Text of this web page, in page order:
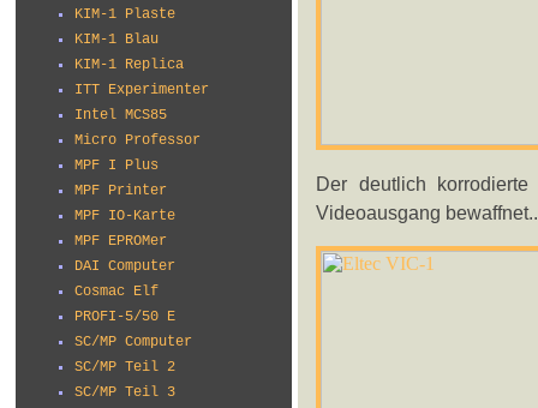
KIM-1 Plaste
KIM-1 Blau
KIM-1 Replica
ITT Experimenter
Intel MCS85
Micro Professor
MPF I Plus
MPF Printer
MPF IO-Karte
MPF EPROMer
DAI Computer
Cosmac Elf
PROFI-5/50 E
SC/MP Computer
SC/MP Teil 2
SC/MP Teil 3
Der deutlich
Videoausgang